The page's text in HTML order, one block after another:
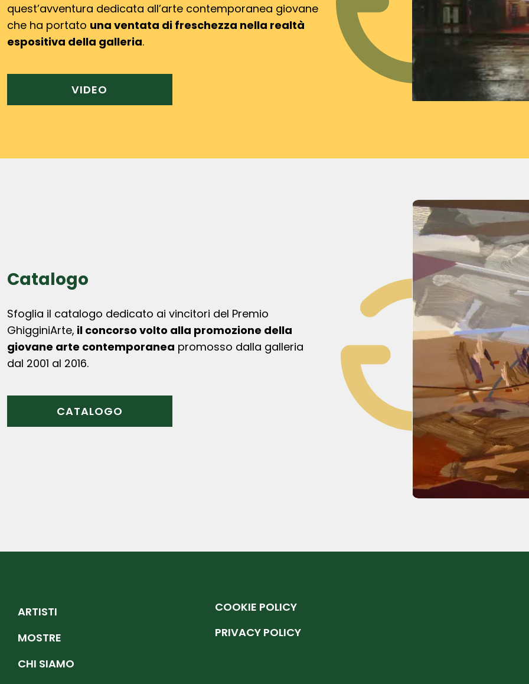
quest’avventura dedicata all’arte contemporanea giovane
che ha portato una ventata di freschezza nella realtà
espositiva della galleria.
VIDEO
Catalogo
Sfoglia il catalogo dedicato ai vincitori del Premio
GhigginiArte, il concorso volto alla promozione della
giovane arte contemporanea promosso dalla galleria
dal 2001 al 2016.
CATALOGO
ARTISTI
MOSTRE
CHI SIAMO
COOKIE POLICY
PRIVACY POLICY